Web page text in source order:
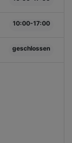
10:00-17:00
geschlossen